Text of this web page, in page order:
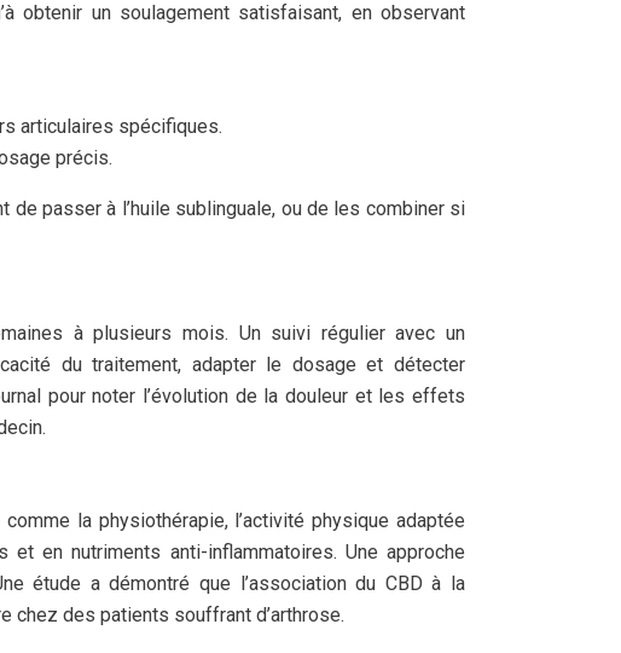
obtenir un soulagement satisfaisant, en observant
articulaires spécifiques.
précis.
de passer à l’huile sublinguale, ou de les combiner si
à plusieurs mois. Un suivi régulier avec un
du traitement, adapter le dosage et détecter
pour noter l’évolution de la douleur et les effets
la physiothérapie, l’activité physique adaptée
et en nutriments anti-inflammatoires. Une approche
étude a démontré que l’association du CBD à la
chez des patients souffrant d’arthrose.